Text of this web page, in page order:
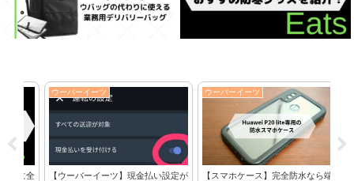
ウーバーイーツ
【ウーバーイーツ】現金払い設定が
ウーバーイーツ
【スマホケース】完全防水なら端末